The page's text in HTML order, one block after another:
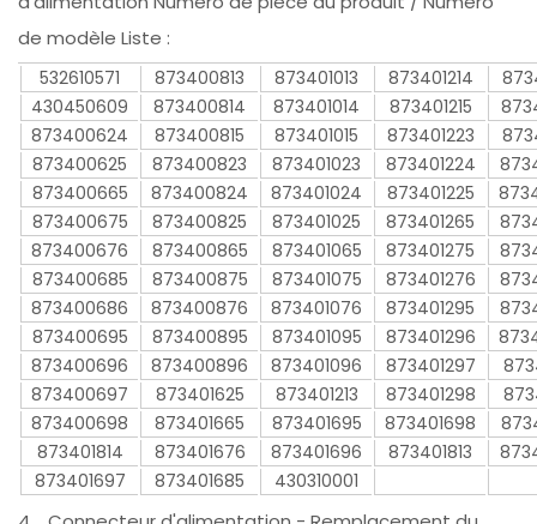
de modèle Liste :
532610571 873400813 873401013 873401214
430450609
873400814 873401014 873401215
873400624
873400815 873401015 873401223
873400625
873400823 873401023 873401224
873400665
873400824 873401024 873401225
873400675
873400825 873401025 873401265
873400676
873400865 873401065 873401275
873400685
873400875 873401075 873401276
873400686
873400876 873401076 873401295
873400695
873400895 873401095 873401296
873400696
873400896 873401096 873401297
873400697
873401625 873401213 873401298
873400698
873401665 873401695 873401698
873401814
873401676 873401696 873401813
873401697
873401685 430310001